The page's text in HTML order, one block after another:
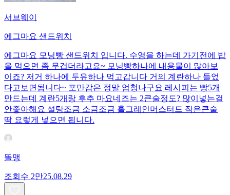
서브웨이
에그마요 샌드위치
에그마요 모닝빵 샌드위치 입니다. 수영을 하는데 가기전에 밥
을 먹으면 좀 무겁더라고요~ 모닝빵하나에 내용물이 많아보
이죠? 저거 하나에 두유하나 먹고갑니다 거의 계란하나 들었
다고보면됩니다~ 포만감은 정말 엄청나구요 레시피는 빵5개
만드는데 계란5개랑 후추 마요네즈는 2큰술정도? 많이넣는걸
안좋아해요 설탕조금 소금조금 홀그레인머스터드 작은큰술
딱 요렇게 넣으면 됩니다.
똘맹
조회수 2만25.08.29